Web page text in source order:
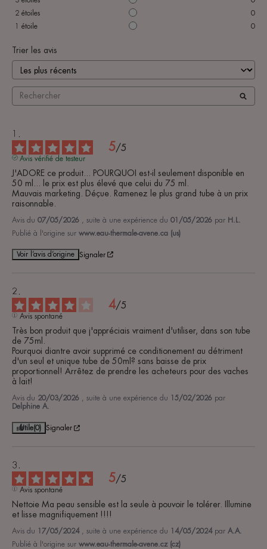
2 étoiles
0
1 étoile 0
Trier les avis
5/5
Avis vérifié de testeur
J'ADORE ce produit... POURQUOI est-il seulement disponible en
50 ml... le prix est plus élevé que celui du 75 ml.
Mauvais marketing. Déçue. Ramenez le plus grand tube à un prix
raisonnable.
Avis du 07/05/2026 , suite à une expérience du 01/05/2026 par H.L.
Publié à l'origine sur www.eau-thermale-avene.ca (us)
Voir l’avis d’origine Signaler
4/5
Avis spontané
Très bon produit que j'appréciais vraiment d'utiliser, dans son tube
de 75ml.
Pourquoi diantre avoir supprimé ce conditionement au détriment
d'un seul et unique tube de 50ml? sans baisse de prix
proportionnel! Arrêtez de prendre les acheteurs pour des vaches
à lait!
Avis du 20/03/2026 , suite à une expérience du 15/02/2026 par
Delphine A.
Utile(0) Signaler
5/5
Avis spontané
Nettoie Ma peau sensible est la seule à pouvoir le tolérer. Illumine
et lisse magnifiquement !!!!
Avis du 17/05/2024 , suite à une expérience du 14/05/2024 par A.A.
Publié à l'origine sur www.eau-thermale-avene.cz (cz)